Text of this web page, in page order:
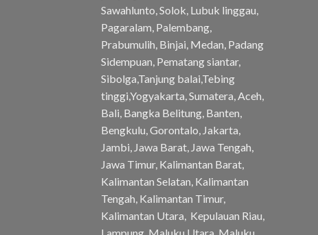
Sawahlunto, Solok, Lubuk linggau,
Pagaralam, Palembang,
Prabumulih, Binjai, Medan, Padang
Sidempuan, Pematang siantar,
Sibolga,Tanjung balai,Tebing
tinggi,Yogyakarta, Sumatera, Aceh,
Bali, Bangka Belitung, Banten,
Bengkulu, Gorontalo, Jakarta,
Jambi, Jawa Barat, Jawa Tengah,
Jawa Timur, Kalimantan Barat,
Kalimantan Selatan, Kalimantan
Tengah, Kalimantan Timur,
Kalimantan Utara, Kepulauan Riau,
Lampung, Maluku Utara, Maluku,